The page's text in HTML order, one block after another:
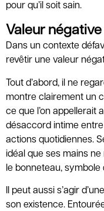
pour qu’il soit sain.
Valeur négative
Dans un contexte
revêtir une valeur
Tout d’abord, il ne
montre clairement un
ce que l’on appellerait
désaccord intime
actions quotidiennes.
idéal que ses mains
le bonneteau, symbole
Il peut aussi s’agir
son existence.